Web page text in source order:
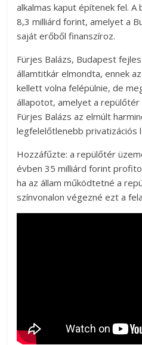
alkalmas kaput építenek fel.
8,3 milliárd forint, amelyet a
saját erőből finanszíroz.
Fürjes Balázs, Budapest
államtitkár elmondta, ennek
kellett volna felépülnie, de
állapotot, amelyet a
Fürjes Balázs az elmúlt
legfelelőtlenebb privatizációs
Hozzáfűzte: a repülőtér
évben 35 milliárd forint
ha az állam működtetné a
színvonalon végezné ezt a